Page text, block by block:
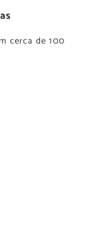
cerca de 100